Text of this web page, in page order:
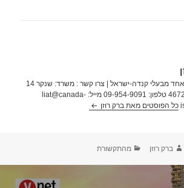
ברק רוזן - אחד מבעלי קנדה-ישראל | צרו קשר : משרד: שנקר 14
הרצליה 46725 טלפון: 09-954-9091 מייל: liat@canada-
כל הפוסטים מאת ברק רוזן‏
מחבר
ברק רוזן קטגוריות
מהתקשורת